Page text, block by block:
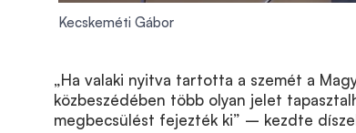
Kecskeméti Gábor
„Ha valaki nyitva tartotta a szemét a
közbeszédében több olyan jelet
megbecsülést fejezték ki” – kezdte